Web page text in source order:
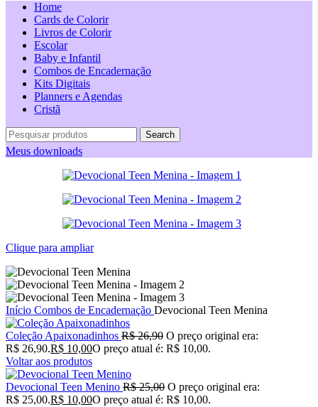
Home
Cards de Colorir
Livros de Colorir
Escolar
Baby e Infantil
Combos de Encadernação
Kits Digitais
Planners e Agendas
Cristã
Search
Meus downloads
Clique para ampliar
Início Combos de Encadernação Devocional Teen Menina
Coleção Apaixonadinhos R$26,90 O preço original era:
R$ 26,90.R$ 10,00O preço atual é: R$ 10,00.
Voltar aos produtos
Devocional Teen Menino R$25,00 O preço original era:
R$ 25,00.R$ 10,00O preço atual é: R$ 10,00.